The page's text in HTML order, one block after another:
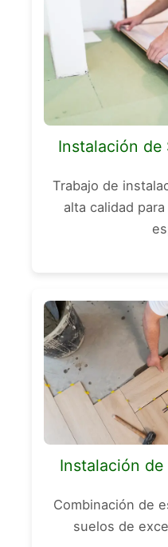
Instalación de
Trabajo de
alta calidad
Instalación de
Combinación de
suelos de